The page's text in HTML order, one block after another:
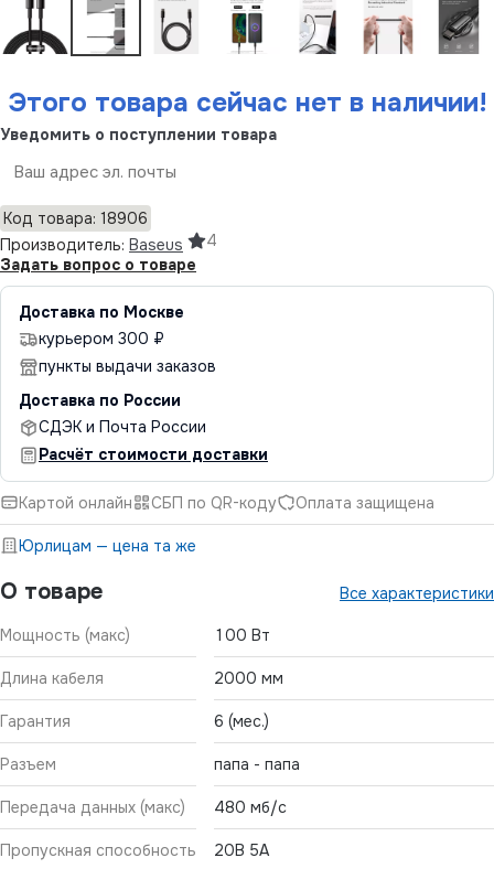
О товаре Все характеристики
Мощность (макс) 100 Вт
Длина кабеля 2000 мм
Гарантия 6 (мес.)
Разъем папа - папа
Передача данных (макс) 480 мб/с
Пропускная способность 20В 5А
Этого товара сейчас нет в наличии!
Уведомить о поступлении товара
Код товара: 18906
Производитель: Baseus
4
Задать вопрос о товаре
Доставка по Москве
курьером 300 ₽
пункты выдачи заказов
Доставка по России
СДЭК и Почта России
Расчёт стоимости доставки
Картой онлайн СБП по QR-коду Оплата защищена
Юрлицам — цена та же